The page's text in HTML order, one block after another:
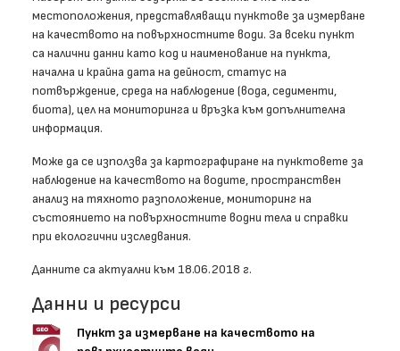
местоположения, представляващи пунктове за измерване
на качеството на повърхностните води. За всеки пункт
са налични данни като код и наименование на пункта,
начална и крайна дата на дейност, статус на
потвърждение, среда на наблюдение (вода, седименти,
биота), цел на мониторинга и връзка към допълнителна
информация.
Може да се използва за картографиране на пунктовете за
наблюдение на качеството на водите, пространствен
анализ на тяхното разположение, мониторинг на
състоянието на повърхностните водни тела и справки
при екологични изследвания.
Данните са актуални към 18.06.2018 г.
Данни и ресурси
Пункт за измерване на качеството на